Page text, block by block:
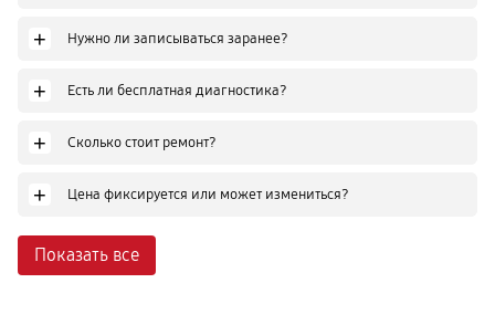
+ Нужно ли записываться заранее?
+ Есть ли бесплатная диагностика?
+ Сколько стоит ремонт?
+ Цена фиксируется или может измениться?
Показать все